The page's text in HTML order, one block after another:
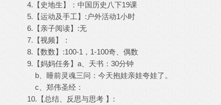
4.【史地生】：中国历史八下19课
5.【运动及手工】:户外活动1小时
6.【亲子阅读】:无
7.【视频】：
8.【数数】:100-1，1-100奇、偶数
9.【妈妈任务】a、天书：30分钟
b、睡前灵魂三问：今天抱娃亲娃夸娃了。
c、郑伟圣经：
10.【总结、反思与思考 】: